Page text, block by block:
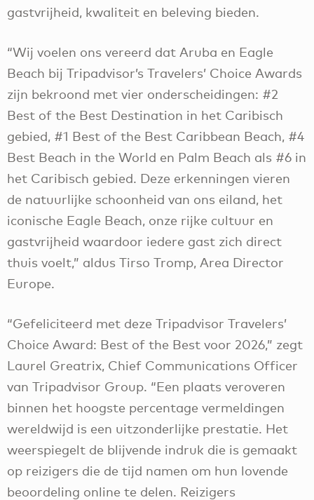
gastvrijheid, kwaliteit en beleving bieden.
“Wij voelen ons vereerd dat Aruba en Eagle
Beach bij Tripadvisor’s Travelers’ Choice Awards
zijn bekroond met vier onderscheidingen: #2
Best of the Best Destination in het Caribisch
gebied, #1 Best of the Best Caribbean Beach, #4
Best Beach in the World en Palm Beach als #6 in
het Caribisch gebied. Deze erkenningen vieren
de natuurlijke schoonheid van ons eiland, het
iconische Eagle Beach, onze rijke cultuur en
gastvrijheid waardoor iedere gast zich direct
thuis voelt,” aldus Tirso Tromp, Area Director
Europe.
“Gefeliciteerd met deze Tripadvisor Travelers’
Choice Award: Best of the Best voor 2026,” zegt
Laurel Greatrix, Chief Communications Officer
van Tripadvisor Group. “Een plaats veroveren
binnen het hoogste percentage vermeldingen
wereldwijd is een uitzonderlijke prestatie. Het
weerspiegelt de blijvende indruk die is gemaakt
op reizigers die de tijd namen om hun lovende
beoordeling online te delen. Reizigers